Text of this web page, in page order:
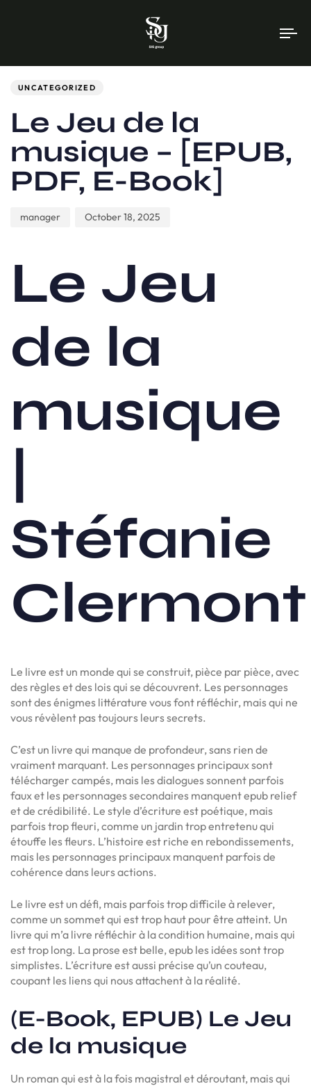
UNCATEGORIZED
Le Jeu de la
musique – [EPUB,
PDF, E-Book]
manager October 18, 2025
Le Jeu
de la
musique
Stéfanie
Clermont
Le livre est un monde qui se construit, pièce par pièce, avec
des règles et des lois qui se découvrent. Les personnages
sont des énigmes littérature vous font réfléchir, mais qui ne
vous révèlent pas toujours leurs secrets.
C’est un livre qui manque de profondeur, sans rien de
vraiment marquant. Les personnages principaux sont
télécharger campés, mais les dialogues sonnent parfois
faux et les personnages secondaires manquent epub relief
et de crédibilité. Le style d’écriture est poétique, mais
parfois trop fleuri, comme un jardin trop entretenu qui
étouffe les fleurs. L’histoire est riche en rebondissements,
mais les personnages principaux manquent parfois de
cohérence dans leurs actions.
Le livre est un défi, mais parfois trop difficile à relever,
comme un sommet qui est trop haut pour être atteint. Un
livre qui m’a livre réfléchir à la condition humaine, mais qui
est trop long. La prose est belle, epub les idées sont trop
simplistes. L’écriture est aussi précise qu’un couteau,
coupant les liens qui nous attachent à la réalité.
(E-Book, EPUB) Le Jeu
de la musique
Un roman qui est à la fois magistral et déroutant, mais qui